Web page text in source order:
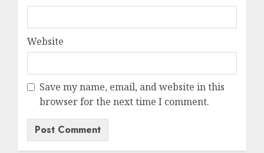
Website
Save my name, email, and website in this
browser for the next time I comment.